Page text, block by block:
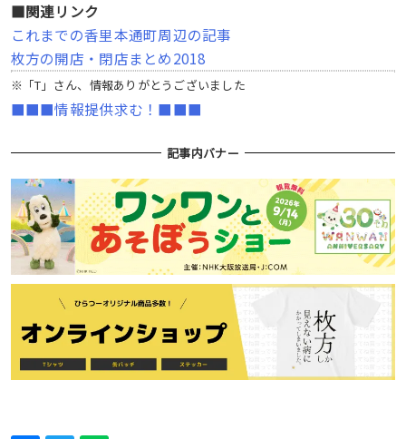
■関連リンク
これまでの香里本通町周辺の記事
枚方の開店・閉店まとめ2018
※「T」さん、情報ありがとうございました
■■■情報提供求む！■■■
記事内バナー